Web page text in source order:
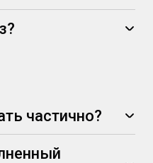
частично?